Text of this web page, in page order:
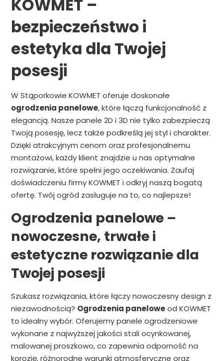
KOWMET –
bezpieczeństwo i
estetyka dla Twojej
posesji
W Stąporkowie KOWMET oferuje doskonałe
ogrodzenia panelowe, które łączą funkcjonalność z
elegancją. Nasze panele 2D i 3D nie tylko zabezpieczą
Twoją posesję, lecz także podkreślą jej styl i charakter.
Dzięki atrakcyjnym cenom oraz profesjonalnemu
montażowi, każdy klient znajdzie u nas optymalne
rozwiązanie, które spełni jego oczekiwania. Zaufaj
doświadczeniu firmy KOWMET i odkryj naszą bogatą
ofertę. Twój ogród zasługuje na to, co najlepsze!
Ogrodzenia panelowe –
nowoczesne, trwałe i
estetyczne rozwiązanie dla
Twojej posesji
Szukasz rozwiązania, które łączy nowoczesny design z
niezawodnością? Ogrodzenia paneloweod KOWMET
to idealny wybór. Oferujemy panele ogrodzeniowe
wykonane z najwyższej jakości stali ocynkowanej,
malowanej proszkowo, co zapewnia odporność na
korozję, różnorodne warunki atmosferyczne oraz